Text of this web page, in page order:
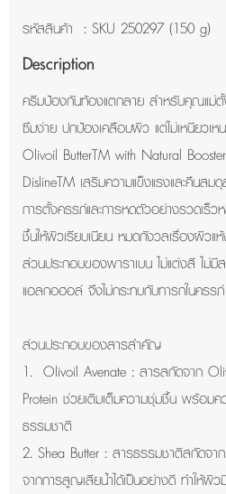
รหัสสินค้า : SKU 250297 (150 g)
Description
ครีมป้องกันท้องแตกลาย สำหรับคุณแ
ซึมง่าย ปกป้องเคลือบผิว แต่ไม่เหนียวเห
Olivoil ButterTM with Natural
DislineTM เสริมความแข็งแรงและคืนสม
การตั้งครรภ์และการหดตัวอย่างรวดเร็
ชื้นให้ผิวเรียบเนียน หมดกังวลเรื่องผิวแ
ส่วนประกอบของพาราเบน ไม่แต่งสี ไม่มี
แอลกอฮอล์ จึงไม่กระทบกับทารกในครรภ์
ส่วนประกอบของสารสำคัญ
1. Olivoil Avenate : สารสกัดจาก
Protein ช่วยเติมเต็มความชุ่มชื้น พร้อม
ธรรมชาติ
2. Shea Butter : สารธรรมชาติสกัดจ
จากการสูญเสียน้ำได้เป็นอย่างดี ทำให้ผิ